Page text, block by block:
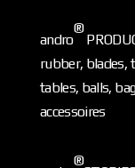
andro
®
rubber, blades,
tables, balls,
accessoires
®